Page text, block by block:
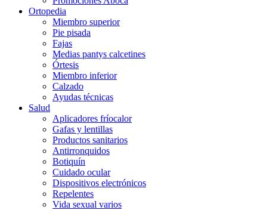
Ortopedia
Miembro superior
Pie pisada
Fajas
Medias pantys calcetines
Órtesis
Miembro inferior
Calzado
Ayudas técnicas
Salud
Aplicadores fríocalor
Gafas y lentillas
Productos sanitarios
Antirronquidos
Botiquín
Cuidado ocular
Dispositivos electrónicos
Repelentes
Vida sexual varios